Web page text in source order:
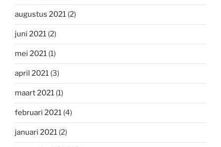
augustus 2021 (2)
juni 2021 (2)
mei 2021 (1)
april 2021 (3)
maart 2021 (1)
februari 2021 (4)
januari 2021 (2)